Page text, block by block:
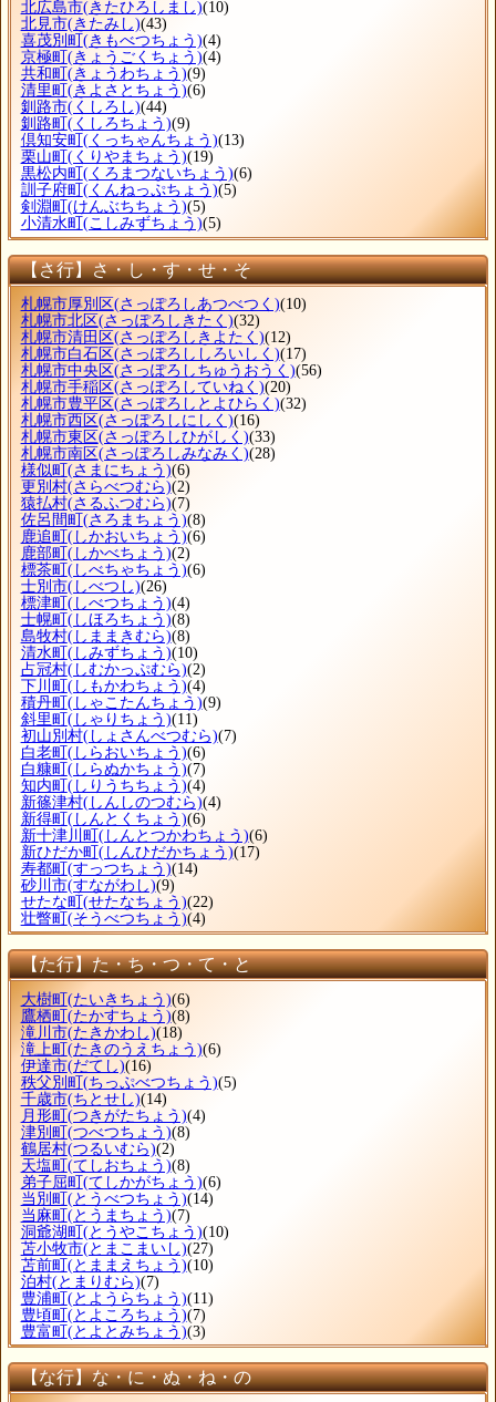
北広島市(きたひろしまし)(10)
北見市(きたみし)(43)
喜茂別町 (きもべつちょう)(4)
京極町 (きょうごくちょう)(4)
共和町 (きょうわちょう)(9)
清里町 (きよさとちょう)(6)
釧路市(くしろし)(44)
釧路町 (くしろちょう)(9)
倶知安町 (くっちゃんちょう)(13)
栗山町 (くりやまちょう)(19)
黒松内町 (くろまつないちょう)(6)
訓子府町 (くんねっぷちょう)(5)
剣淵町 (けんぶちちょう)(5)
小清水町 (こしみずちょう)(5)
【さ行】さ・し・す・せ・そ
札幌市厚別区(さっぽろしあつべつく)(10)
札幌市北区(さっぽろしきたく)(32)
札幌市清田区(さっぽろしきよたく)(12)
札幌市白石区(さっぽろししろいしく)(17)
札幌市中央区(さっぽろしちゅうおうく)(56)
札幌市手稲区(さっぽろしていねく)(20)
札幌市豊平区(さっぽろしとよひらく)(32)
札幌市西区(さっぽろしにしく)(16)
札幌市東区(さっぽろしひがしく)(33)
札幌市南区(さっぽろしみなみく)(28)
様似町 (さまにちょう)(6)
更別村(さらべつむら)(2)
猿払村(さるふつむら)(7)
佐呂間町 (さろまちょう)(8)
鹿追町 (しかおいちょう)(6)
鹿部町 (しかべちょう)(2)
標茶町 (しべちゃちょう)(6)
士別市(しべつし)(26)
標津町 (しべつちょう)(4)
士幌町 (しほろちょう)(8)
島牧村(しままきむら)(8)
清水町 (しみずちょう)(10)
占冠村(しむかっぷむら)(2)
下川町 (しもかわちょう)(4)
積丹町 (しゃこたんちょう)(9)
斜里町 (しゃりちょう)(11)
初山別村(しょさんべつむら)(7)
白老町 (しらおいちょう)(6)
白糠町 (しらぬかちょう)(7)
知内町 (しりうちちょう)(4)
新篠津村(しんしのつむら)(4)
新得町 (しんとくちょう)(6)
新十津川町 (しんとつかわちょう)(6)
新ひだか町 (しんひだかちょう)(17)
寿都町 (すっつちょう)(14)
砂川市(すながわし)(9)
せたな町 (せたなちょう)(22)
壮瞥町 (そうべつちょう)(4)
【た行】た・ち・つ・て・と
大樹町 (たいきちょう)(6)
鷹栖町 (たかすちょう)(8)
滝川市(たきかわし)(18)
滝上町 (たきのうえちょう)(6)
伊達市(だてし)(16)
秩父別町 (ちっぷべつちょう)(5)
千歳市(ちとせし)(14)
月形町 (つきがたちょう)(4)
津別町 (つべつちょう)(8)
鶴居村(つるいむら)(2)
天塩町 (てしおちょう)(8)
弟子屈町 (てしかがちょう)(6)
当別町 (とうべつちょう)(14)
当麻町 (とうまちょう)(7)
洞爺湖町 (とうやこちょう)(10)
苫小牧市(とまこまいし)(27)
苫前町 (とままえちょう)(10)
泊村(とまりむら)(7)
豊浦町 (とようらちょう)(11)
豊頃町 (とよころちょう)(7)
豊富町 (とよとみちょう)(3)
【な行】な・に・ぬ・ね・の